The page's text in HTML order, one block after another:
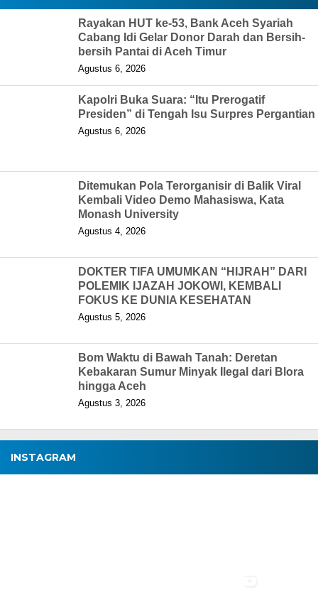
Rayakan HUT ke-53, Bank Aceh Syariah
Cabang Idi Gelar Donor Darah dan Bersih-
bersih Pantai di Aceh Timur
Agustus 6, 2026
Kapolri Buka Suara: “Itu Prerogatif
Presiden” di Tengah Isu Surpres Pergantian
Agustus 6, 2026
Ditemukan Pola Terorganisir di Balik Viral
Kembali Video Demo Mahasiswa, Kata
Monash University
Agustus 4, 2026
DOKTER TIFA UMUMKAN “HIJRAH” DARI
POLEMIK IJAZAH JOKOWI, KEMBALI
FOKUS KE DUNIA KESEHATAN
Agustus 5, 2026
Bom Waktu di Bawah Tanah: Deretan
Kebakaran Sumur Minyak Ilegal dari Blora
hingga Aceh
Agustus 3, 2026
INSTAGRAM